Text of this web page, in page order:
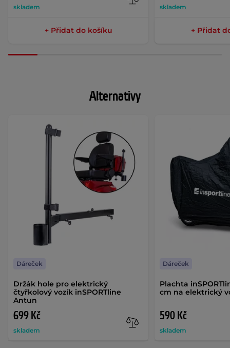
skladem
+ Přidat do košíku
skladem
+ Přidat
Alternativy
Držák hole pro elektrický
čtyřkolový vozík inSPORTline
Antun
699 Kč
skladem
Dáreček
Plachta
cm na elektrický
590 Kč
skladem
Dáreček